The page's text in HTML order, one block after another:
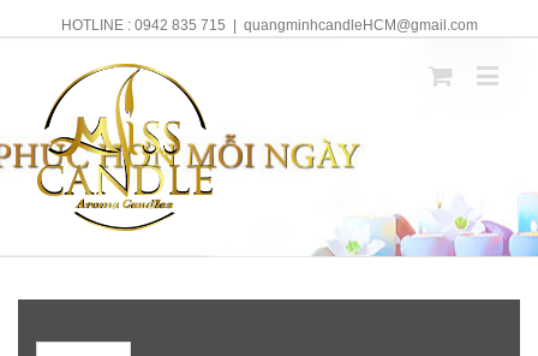
HOTLINE : 0942 835 715 quangminhcandleHCM@gmail.com